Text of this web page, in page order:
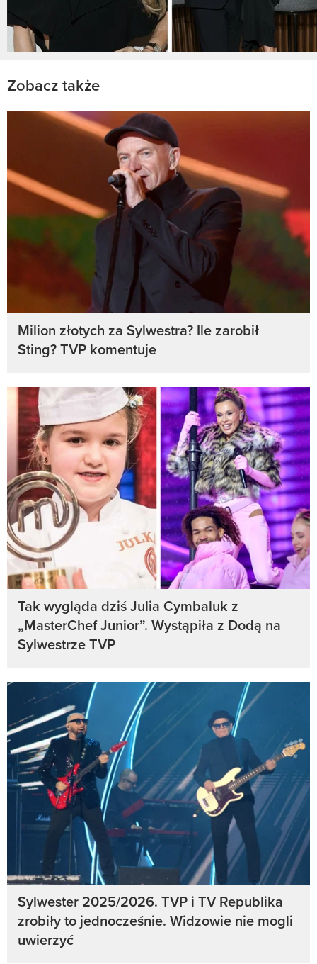
Zobacz także
Milion złotych za Sylwestra? Ile zarobił
Sting? TVP komentuje
Tak wygląda dziś Julia Cymbaluk z
„MasterChef Junior”. Wystąpiła z Dodą na
Sylwestrze TVP
Sylwester 2025/2026. TVP i TV Republika
zrobiły to jednocześnie. Widzowie nie mogli
uwierzyć